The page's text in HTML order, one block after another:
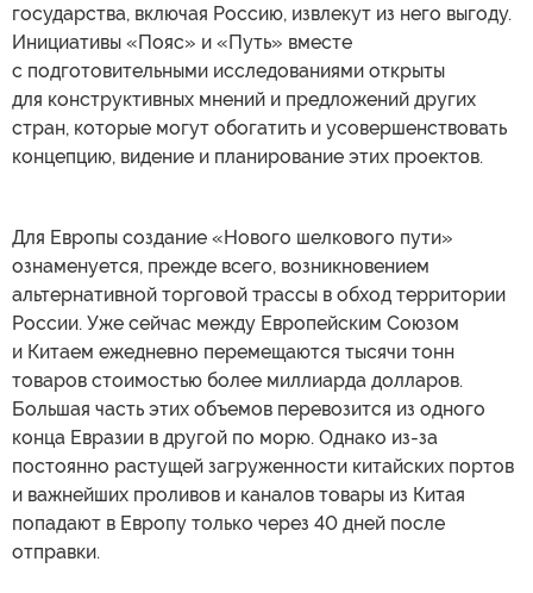
государства, включая Россию, извлекут из него выгоду.
Инициативы «Пояс» и «Путь» вместе
с подготовительными исследованиями открыты
для конструктивных мнений и предложений других
стран, которые могут обогатить и усовершенствовать
концепцию, видение и планирование этих проектов.
Для Европы создание «Нового шелкового пути»
ознаменуется, прежде всего, возникновением
альтернативной торговой трассы в обход территории
России. Уже сейчас между Европейским Союзом
и Китаем ежедневно перемещаются тысячи тонн
товаров стоимостью более миллиарда долларов.
Большая часть этих объемов перевозится из одного
конца Евразии в другой по морю. Однако из-за
постоянно растущей загруженности китайских портов
и важнейших проливов и каналов товары из Китая
попадают в Европу только через 40 дней после
отправки.